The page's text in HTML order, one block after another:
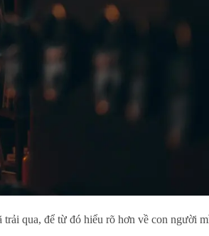
qua, để từ đó hiểu rõ hơn về con người